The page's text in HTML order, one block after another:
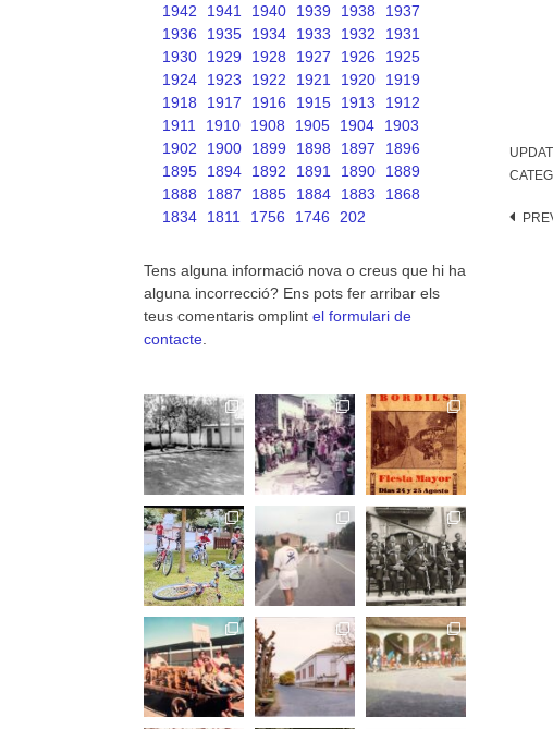
Post
1942
1941 1940 1939 1938
1937
1936
1935 1934 1933 1932
1931
1930
1929 1928 1927 1926
1925
1924
1923 1922 1921 1920
1919
1918
1917 1916 1915 1913
1912
1911
1910 1908 1905 1904
1903
1902
1900 1899 1898 1897
1896
1895
1894 1892 1891 1890
1889
1888
1887 1885 1884 1883
1868
1834
1811 1756 1746 202
Tens alguna informació nova o creus que hi ha
alguna incorrecció? Ens pots fer arribar els
teus comentaris omplint el formulari de
contacte